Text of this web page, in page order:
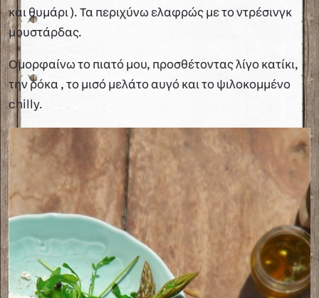
και θυμάρι ). Τα περιχύνω ελαφρώς με το ντρέσινγκ
μουστάρδας.
Ομορφαίνω το πιατό μου, προσθέτοντας λίγο κατίκι,
την ρόκα , το μισό μελάτο αυγό και το ψιλοκομμένο
chilly.